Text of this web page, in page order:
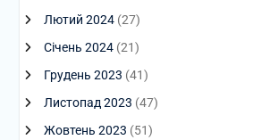
Лютий 2024(27)
Січень 2024(21)
Грудень 2023 (41)
Листопад 2023 (47)
Жовтень 2023 (51)